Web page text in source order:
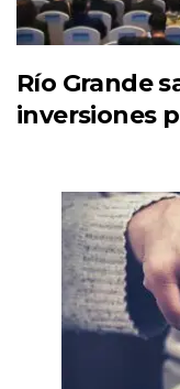
Río Grande
inversiones